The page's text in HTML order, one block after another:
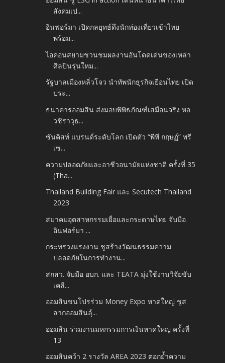
สังคมเป...
อินฟอร์มา เปิดกลยุทธ์ดึงนักท่องเที่ยวเข้าไทย
พร้อม...
ไอคอนสยามชวนชมผลงานอันโดดเด่นของเหล่า
ศิลปินรุ่นใหม...
รัฐบาลเมืองหลิ่วโจว นำทัพนักธุรกิจเยือนไทย เปิด
ประ...
ธนาคารออมสิน ส่งมอบพิพิธภัณฑ์เสมือนจริง หอ
วชิราวุธ...
ซันคิสท์ แบรนด์ระดับโลก เปิดตัว “พีพี กฤษฏ์” พรี
เซ...
ความปลอดภัยและอาชีวอนามัยแห่งชาติ ครั้งที่ 35
(Tha...
Thailand Building Fair และ Secutech Thailand
2023
สมาคมอุตสาหกรรมเยื่อและกระดาษไทย จับมือ
อินฟอร์มา ...
กระทรวงแรงงาน ชูสร้างวัฒนธรรมความ
ปลอดภัยในการทำงาน...
สกสว. จับมือ อบก. และ TEATA มุ่งใช้งานวิจัยขับ
เคลื...
ออมสินขนโปรร่วม Money Expo หาดใหญ่ ชูส
ลากออมสินลุ้...
ออมสิน ร่วมงานมหกรรมการเงินหาดใหญ่ ครั้งที่
13
ออมสินคว้า 2 รางวัล AREA 2023 ตอกย้ำความ